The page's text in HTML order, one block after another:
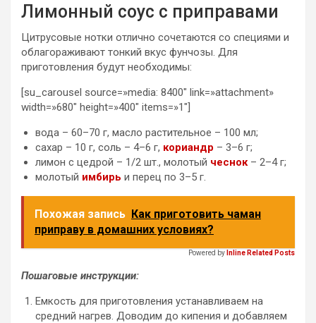
Лимонный соус с приправами
Цитрусовые нотки отлично сочетаются со специями и
облагораживают тонкий вкус фунчозы. Для
приготовления будут необходимы:
[su_carousel source=»media: 8400″ link=»attachment»
width=»680″ height=»400″ items=»1″]
вода – 60–70 г, масло растительное – 100 мл;
сахар – 10 г, соль – 4–6 г, кориандр – 3–6 г;
лимон с цедрой – 1/2 шт., молотый чеснок– 2–4 г;
молотый имбирь и перец по 3–5 г.
Похожая запись Как приготовить чаман
приправу в домашних условиях?
Powered by Inline Related Posts
Пошаговые инструкции:
Емкость для приготовления устанавливаем на
средний нагрев. Доводим до кипения и добавляем